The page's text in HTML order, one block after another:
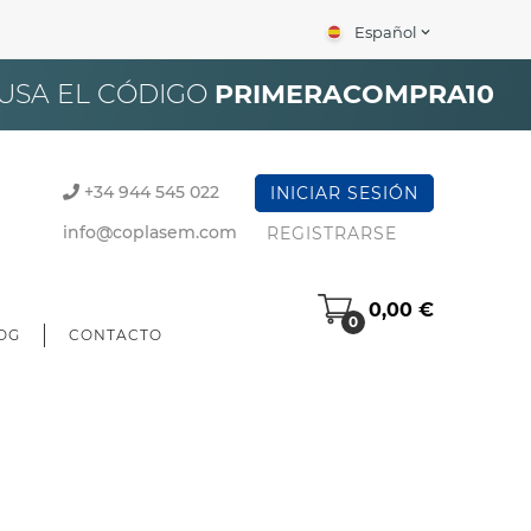
Español expand_more
EL CÓDIGO PRIMERACOMPRA10
0
0,00 €
+34 944 545 022
info@coplasem.com
INICIAR SESIÓN
REGISTRARSE
CONTACTO
×